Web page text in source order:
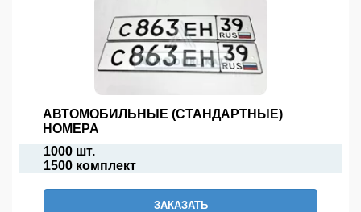
АВТОМОБИЛЬНЫЕ (СТАНДАРТНЫЕ)
НОМЕРА
1000 шт.
1500 комплект
ЗАКАЗАТЬ